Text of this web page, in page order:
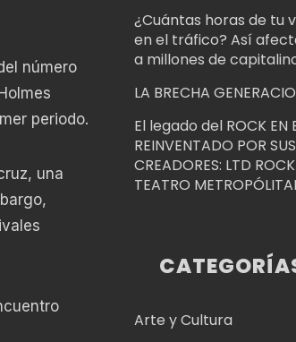
número
periodo.
una
¿Cuántas horas de tu
en el tráfico? Así
a millones de
LA BRECHA
El legado del ROCK EN
REINVENTADO POR
CREADORES: LTD
TEATRO
Arte y Cultura